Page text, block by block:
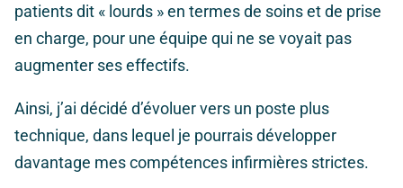
patients dit « lourds » en termes de soins et de prise
en charge, pour une équipe qui ne se voyait pas
augmenter ses effectifs.
Ainsi, j’ai décidé d’évoluer vers un poste plus
technique, dans lequel je pourrais développer
davantage mes compétences infirmières strictes.